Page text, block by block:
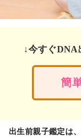
↓今すぐDNA
簡
出生前親子鑑定は